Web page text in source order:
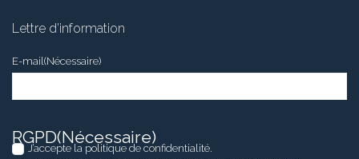
Lettre d’information
E-mail(Nécessaire)
RGPD(Nécessaire)
J’accepte la politique de confidentialité.